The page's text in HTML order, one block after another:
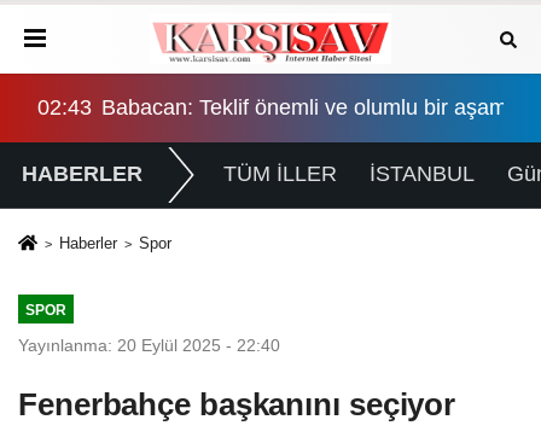
eşitlik yönünden eksiklikler giderilmeli
02:43 Babacan: Teklif önemli ve olumlu bir aşama,
HABERLER TÜM İLLER İSTANBUL
Haberler Spor
SPOR
Yayınlanma: 20 Eylül 2025 - 22:40
Fenerbahçe başkanını seçiyor